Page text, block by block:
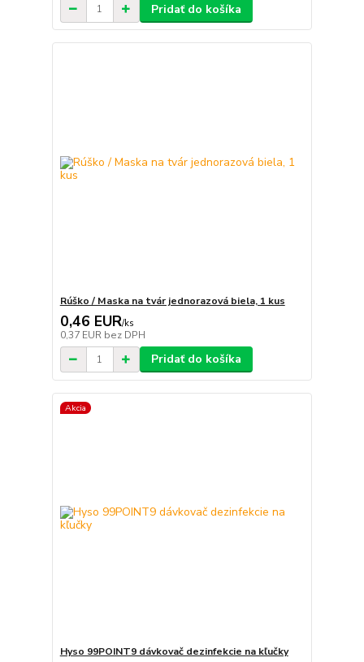
Pridať do košíka
Rúško / Maska na tvár jednorazová biela, 1 kus
0,46 EUR/ks
0,37 EUR bez DPH
Pridať do košíka
Akcia
Hyso 99POINT9 dávkovač dezinfekcie na kľučky